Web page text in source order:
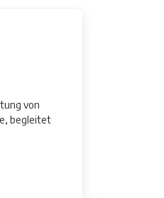
von
​​begleitet